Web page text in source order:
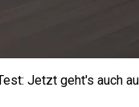
Jetzt geht's auch